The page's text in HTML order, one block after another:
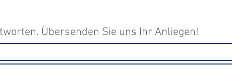
Übersenden Sie uns Ihr Anliegen!